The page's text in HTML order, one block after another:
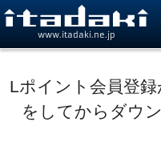
www.itadaki.ne.jp
Lポイント会員登
をしてからダウ